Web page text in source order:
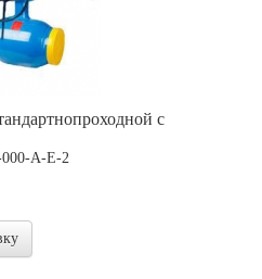
с
A-E-2